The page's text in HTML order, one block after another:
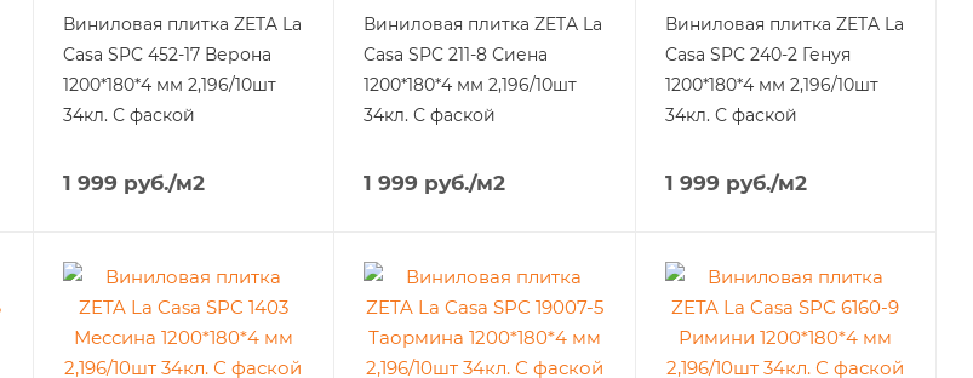
Виниловая плитка ZETA La
Casa SPC 452-17 Верона
1200*180*4 мм 2,196/10шт
34кл. С фаской
1 999 руб./м2
Виниловая плитка ZETA La
Casa SPC 211-8 Сиена
1200*180*4 мм 2,196/10шт
34кл. С фаской
1 999 руб./м2
Виниловая плитка ZETA La
Casa SPC 240-2 Генуя
1200*180*4 мм 2,196/10шт
34кл. С фаской
1 999 руб./м2